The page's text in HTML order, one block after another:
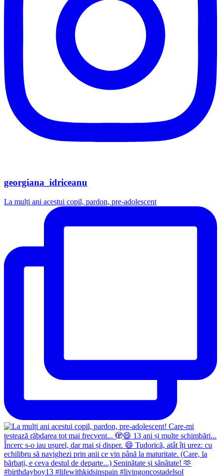
georgiana_idriceanu
La mulți ani acestui copil, pardon, pre-adolescent